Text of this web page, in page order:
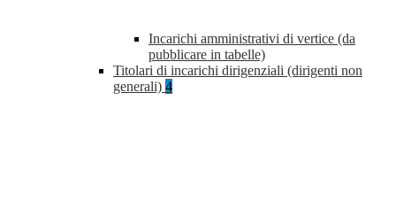
Incarichi amministrativi di vertice (da
pubblicare in tabelle)
Titolari di incarichi dirigenziali (dirigenti non
generali) 4